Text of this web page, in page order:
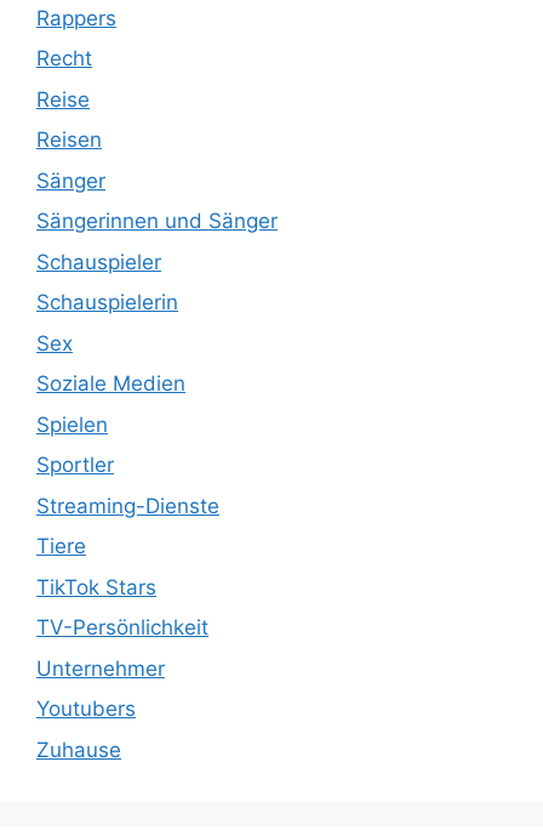
Rappers
Recht
Reise
Reisen
Sänger
Sängerinnen und Sänger
Schauspieler
Schauspielerin
Sex
Soziale Medien
Spielen
Sportler
Streaming-Dienste
Tiere
TikTok Stars
TV-Persönlichkeit
Unternehmer
Youtubers
Zuhause